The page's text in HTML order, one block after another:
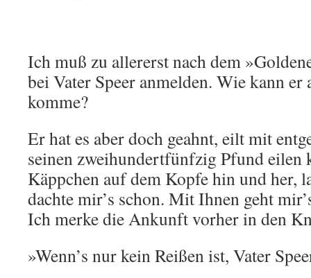
Ich muß zu allererst nach dem
bei Vater Speer anmelden. Wie kann er
komme?
Er hat es aber doch geahnt, eilt mit
seinen zweihundertfünfzig Pfund eilen
Käppchen auf dem Kopfe hin und her,
dachte mir’s schon. Mit Ihnen geht
Ich merke die Ankunft vorher in den
»Wenn’s nur kein Reißen ist, Vater